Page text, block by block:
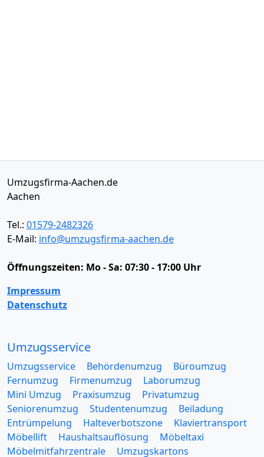
Umzugsfirma-Aachen.de
Aachen
Tel.: 01579-2482326
E-Mail: info@umzugsfirma-aachen.de
Öffnungszeiten: Mo - Sa: 07:30 - 17:00 Uhr
Impressum
Datenschutz
Umzugsservice
Umzugsservice Behördenumzug
Büroumzug
Fernumzug
Firmenumzug
Laborumzug
Mini Umzug
Praxisumzug
Privatumzug
Seniorenumzug
Studentenumzug
Beiladung
Entrümpelung
Halteverbotszone
Klaviertransport
Möbellift
Haushaltsauflösung
Möbeltaxi
Möbelmitfahrzentrale
Umzugskartons